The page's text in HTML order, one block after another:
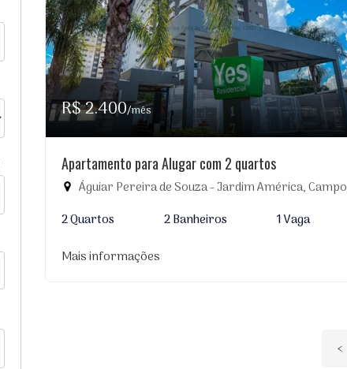
R$ 2.400/mês
Apartamento para Alugar com 2 quartos
Águiar Pereira de Souza - Jardim América, Campo Grande-MS
2 Quartos
2 Banheiros
1 Vaga
Mais informações
‹